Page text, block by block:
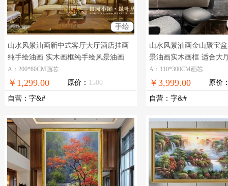
手绘
山水风景油画新中式客厅大厅酒店挂画
纯手绘油画 实木画框纯手绘风景油画
A：200*80CM画芯
￥1,299.00 原价： 1500
自营 ： 字&#
山水风景油画金山聚宝
景油画实木画框 适合大
景聚宝盆油画
A：110*300CM画芯
￥3,999.00 原价
自营 ： 字&#